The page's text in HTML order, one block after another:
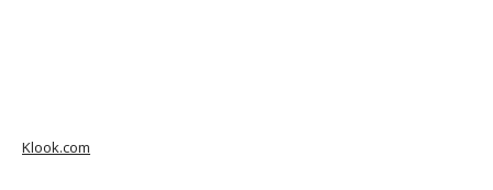
Klook.com